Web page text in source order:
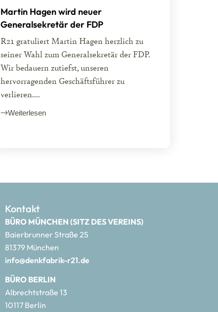
Martin Hagen wird neuer
Generalsekretär der FDP
R21 gratuliert Martin Hagen herzlich zu
seiner Wahl zum Generalsekretär der FDP.
Wir bedauern zutiefst, unseren
hervorragenden Geschäftsführer zu
verlieren....
Weiterlesen
Kontakt
BÜRO MÜNCHEN (SITZ DES VEREINS)
Baierbrunner Straße 25
81379 München
info@denkfabrik-r21.de
BÜRO BERLIN
Albrechtstraße 13
10117 Berlin